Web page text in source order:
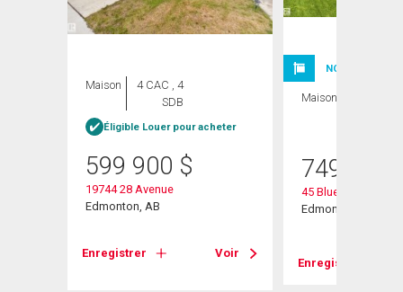
Maison
4 CAC , 4
SDB
Éligible Louer pour acheter
599 900 $
19744 28 Avenue
Edmonton, AB
Enregistrer Voir
NOUVELLE
Maison
749 900
45 Blue Quill
Edmonton, AB
Enregistrer